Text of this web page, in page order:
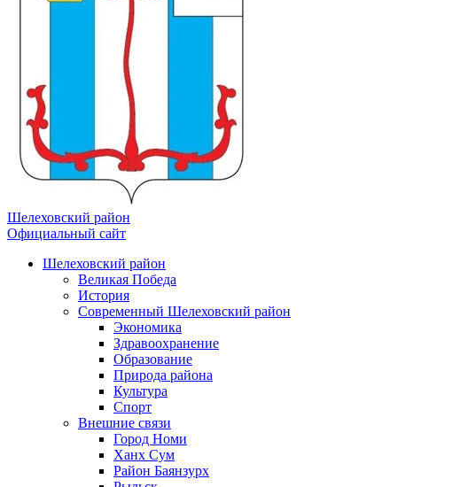
Шелеховский район
Официальный сайт
Шелеховский район
Великая Победа
История
Современный Шелеховский район
Экономика
Здравоохранение
Образование
Природа района
Культура
Спорт
Внешние связи
Город Номи
Ханх Сум
Район Баянзурх